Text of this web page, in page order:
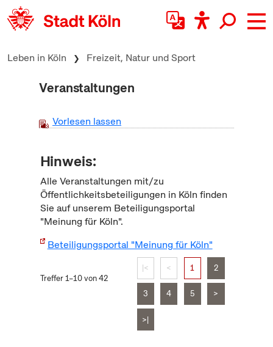
zum Inhalt springen
Leben in Köln Freizeit, Natur und Sport
Veranstaltungen
Vorlesen lassen
Hinweis:
Alle Veranstaltungen mit/zu
Öffentlichkeitsbeteiligungen in Köln finden
Sie auf unserem Beteiligungsportal
"Meinung für Köln".
Beteiligungsportal "Meinung für Köln"
Treffer 1–10 von 42
|< < 1 2
3 4 5 >
>|